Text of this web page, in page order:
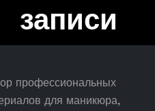
записи
профессиональных
для маникюра,